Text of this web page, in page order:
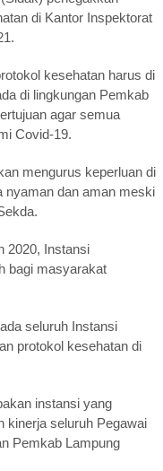
di Kantor Inspektorat
kesehatan harus di
di lingkungan Pemkab
agar semua
Covid-19.
mengurus keperluan di
nyaman dan aman meski
2020, Instansi
bagi masyarakat
seluruh Instansi
protokol kesehatan di
instansi yang
kinerja seluruh Pegawai
Pemkab Lampung